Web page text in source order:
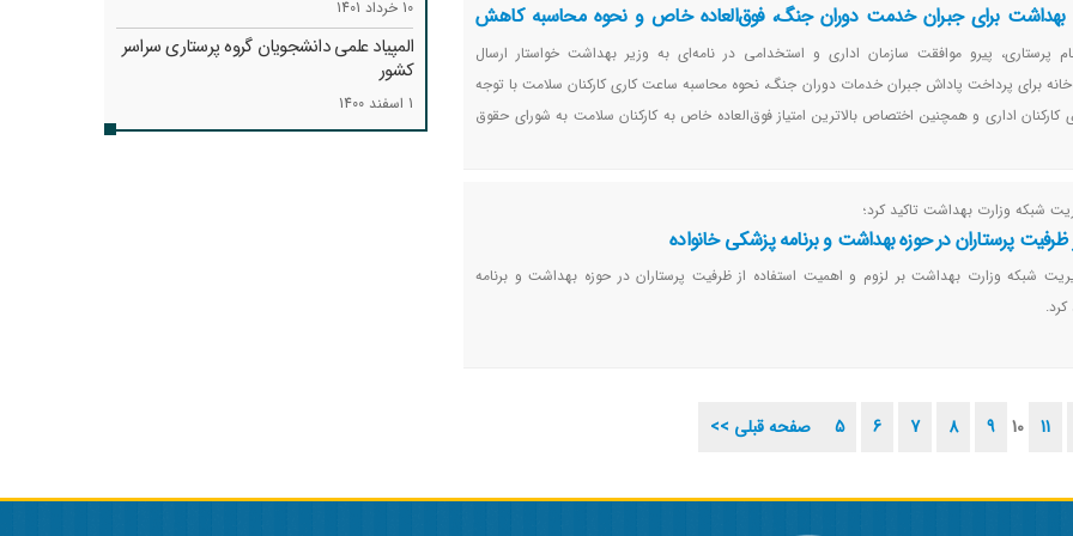
بهداشت برای جبران خدمت دوران جنگ، فوق‌العاده خاص و نحوه محاسبه کاهش
بالینی به شورای حقوق و دستمزد ارسال شود
پرستاری، پیرو موافقت سازمان اداری و استخدامی در نامه‌ای به وزیر بهداشت خواستار ارسال
برای پرداخت پاداش جبران خدمات دوران جنگ، نحوه محاسبه ساعت کاری کارکنان سلامت با توجه
اداری و همچنین اختصاص بالاترین امتیاز فوق‌العاده خاص به کارکنان سلامت به شورای حقوق
شبکه وزارت بهداشت تاکید کرد؛
پرستاران در حوزه بهداشت و برنامه پزشکی خانواده
شبکه وزارت بهداشت بر لزوم و اهمیت استفاده از ظرفیت پرستاران در حوزه بهداشت و برنامه
<< صفحه قبلی 5 6 7 8 9 10 11
10 خرداد 1401
المپیاد علمی دانشجویان گروه پرستاری سراسر
کشور
1 اسفند 1400